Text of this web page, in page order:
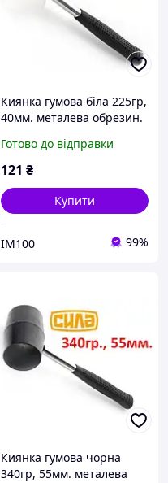
Киянка гумова біла 225гр,
40мм. металева обрезин.
(Код3017)
Готово до відправки
121 ₴
Купити
IM100 99%
Киянка гумова чорна
340гр, 55мм. металева